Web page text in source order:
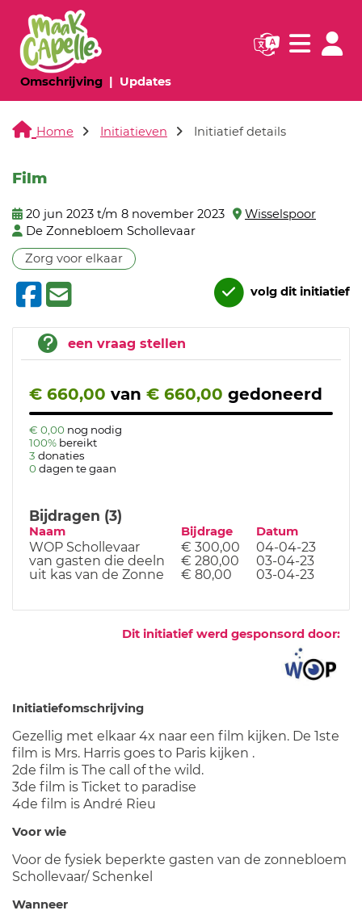
Omschrijving(huidige pagina)
Updates(huidige pagina)
Navigatie
Home Initiatieven Initiatief details
Film
20 jun 2023 t/m 8 november 2023
Wisselspoor
De Zonnebloem Schollevaar
Zorg voor elkaar
volg dit initiatief
een vraag stellen
€ 660,00 van € 660,00 gedoneerd
€ 0,00 nog nodig
100% bereikt
3 donaties
0 dagen te gaan
Bijdragen (3)
Naam Bijdrage Datum
WOP Schollevaar € 300,00
04-04-23
van gasten die deeln
€ 280,00
03-04-23
uit kas van de Zonne
€ 80,00 03-04-23
Dit initiatief werd gesponsord door:
Initiatiefomschrijving
Gezellig met elkaar 4x naar een film kijken. De 1ste
film is Mrs. Harris goes to Paris kijken .
2de film is The call of the wild.
3de film is Ticket to paradise
4de film is André Rieu
Voor wie
Voor de fysiek beperkte gasten van de zonnebloem
Schollevaar/ Schenkel
Wanneer